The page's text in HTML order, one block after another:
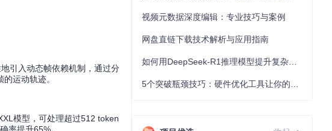
引入动态帧依赖机制，通过分
运动轨迹。
模型，可处理超过512 token
视频元数据深度编辑：专业技巧与案例
网盘直链下载技术解析与应用指南